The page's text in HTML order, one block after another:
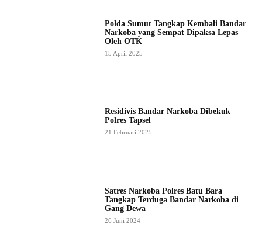
Polda Sumut Tangkap Kembali Bandar
Narkoba yang Sempat Dipaksa Lepas
Oleh OTK
15 April 2025
Residivis Bandar Narkoba Dibekuk
Polres Tapsel
21 Februari 2025
Satres Narkoba Polres Batu Bara
Tangkap Terduga Bandar Narkoba di
Gang Dewa
26 Juni 2024